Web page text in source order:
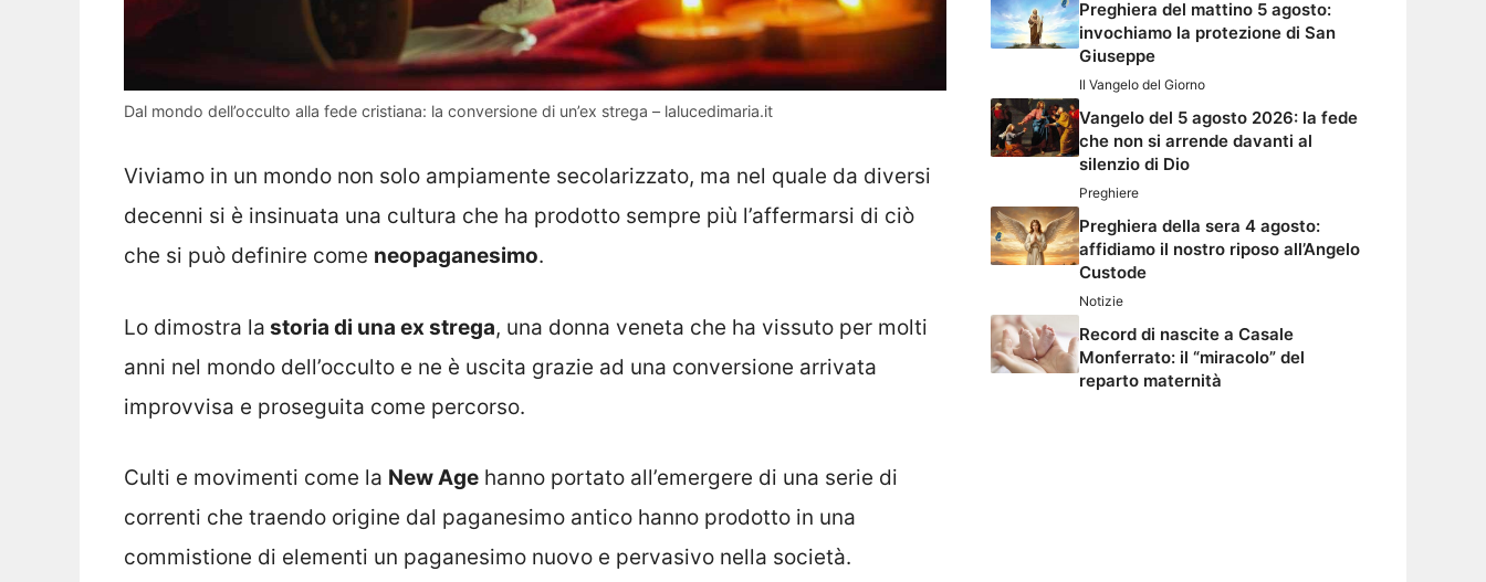
Dal mondo dell’occulto alla fede cristiana: la conversione di un’ex strega – lalucedimaria.it
Viviamo in un mondo non solo ampiamente secolarizzato, ma nel quale da diversi
decenni si è insinuata una cultura che ha prodotto sempre più l’affermarsi di ciò
che si può definire come neopaganesimo.
Lo dimostra la storia di una ex strega, una donna veneta che ha vissuto per molti
anni nel mondo dell’occulto e ne è uscita grazie ad una conversione arrivata
improvvisa e proseguita come percorso.
Culti e movimenti come la New Age hanno portato all’emergere di una serie di
correnti che traendo origine dal paganesimo antico hanno prodotto in una
commistione di elementi un paganesimo nuovo e pervasivo nella società.
Preghiera del mattino 5 agosto:
invochiamo la protezione di San
Giuseppe
Il Vangelo del Giorno
Vangelo del 5 agosto 2026: la fede
che non si arrende davanti al
silenzio di Dio
Preghiere
Preghiera della sera 4 agosto:
affidiamo il nostro riposo all’Angelo
Custode
Notizie
Record di nascite a Casale
Monferrato: il “miracolo” del
reparto maternità